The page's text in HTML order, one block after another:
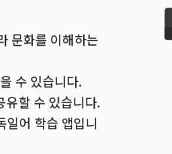
문화를 이해하는
수 있습니다.
유할 수 있습니다.
어 학습 앱입니